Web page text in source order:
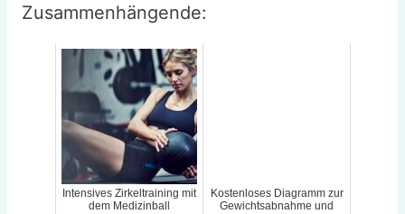
Zusammenhängende:
Intensives Zirkeltraining mit
dem Medizinball
Kostenloses Diagramm zur
Gewichtsabnahme und